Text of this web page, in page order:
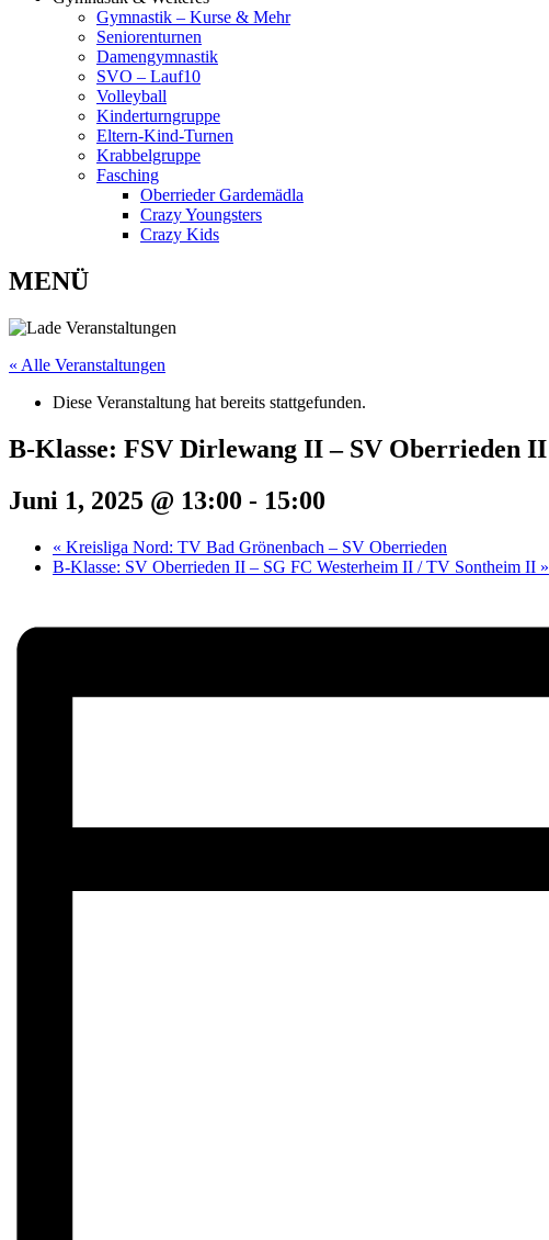
Gymnastik – Kurse & Mehr
Seniorenturnen
Damengymnastik
SVO – Lauf10
Volleyball
Kinderturngruppe
Eltern-Kind-Turnen
Krabbelgruppe
Fasching
Oberrieder Gardemädla
Crazy Youngsters
Crazy Kids
MENÜ
« Alle Veranstaltungen
Diese Veranstaltung hat bereits stattgefunden.
B-Klasse: FSV Dirlewang II – SV Oberrieden II
Juni 1, 2025 @ 13:00 - 15:00
« Kreisliga Nord: TV Bad Grönenbach – SV Oberrieden
B-Klasse: SV Oberrieden II – SG FC Westerheim II / TV Sontheim II »